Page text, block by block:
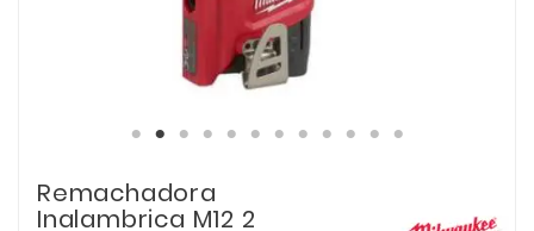
Remachadora
Inalambrica M12 2